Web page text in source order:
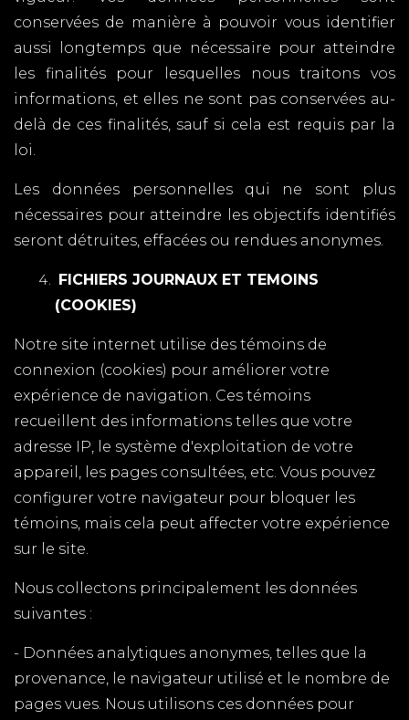
conservées de manière à pouvoir vous identifier
aussi longtemps que nécessaire pour atteindre
les finalités pour lesquelles nous traitons vos
informations, et elles ne sont pas conservées au-
delà de ces finalités, sauf si cela est requis par la
loi.
Les données personnelles qui ne sont plus
nécessaires pour atteindre les objectifs identifiés
seront détruites, effacées ou rendues anonymes.
FICHIERS JOURNAUX ET TEMOINS
(COOKIES)
Notre site internet utilise des témoins de
connexion (cookies) pour améliorer votre
expérience de navigation. Ces témoins
recueillent des informations telles que votre
adresse IP, le système d'exploitation de votre
appareil, les pages consultées, etc. Vous pouvez
configurer votre navigateur pour bloquer les
témoins, mais cela peut affecter votre expérience
sur le site.
Nous collectons principalement les données
suivantes :
- Données analytiques anonymes, telles que la
provenance, le navigateur utilisé et le nombre de
pages vues. Nous utilisons ces données pour